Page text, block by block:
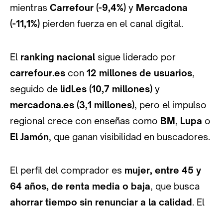
mientras Carrefour (-9,4%) y Mercadona
(-11,1%) pierden fuerza en el canal digital.
El ranking nacional sigue liderado por
carrefour.es con 12 millones de usuarios,
seguido de lidl.es (10,7 millones) y
mercadona.es (3,1 millones), pero el impulso
regional crece con enseñas como BM, Lupa o
El Jamón, que ganan visibilidad en buscadores.
El perfil del comprador es mujer, entre 45 y
64 años, de renta media o baja, que busca
ahorrar tiempo sin renunciar a la calidad. El